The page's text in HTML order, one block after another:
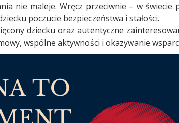
nie maleje. Wręcz przeciwnie – w świecie
poczucie bezpieczeństwa i stałości.
dziecku oraz autentyczne
wspólne aktywności i okazywanie